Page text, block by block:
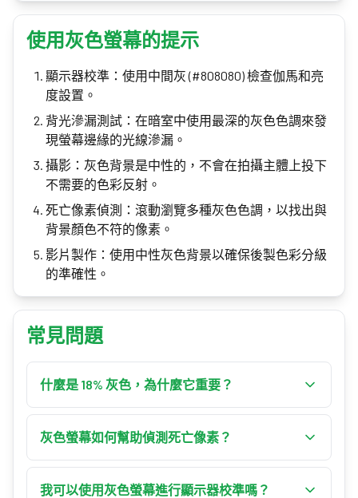
使用灰色螢幕的提示
顯示器校準：使用中間灰 (#808080) 檢查伽馬和亮
度設置。
背光滲漏測試：在暗室中使用最深的灰色色調來發
現螢幕邊緣的光線滲漏。
攝影：灰色背景是中性的，不會在拍攝主體上投下
不需要的色彩反射。
死亡像素偵測：滾動瀏覽多種灰色色調，以找出與
背景顏色不符的像素。
影片製作：使用中性灰色背景以確保後製色彩分級
的準確性。
常見問題
什麼是 18% 灰色，為什麼它重要？
18% 灰色（中間灰）反射照射到它的 18% 光線。
它是攝影曝光測量和相機校準中使用的標準參考
灰色螢幕如何幫助偵測死亡像素？
死亡或卡死的像素在均勻背景下更容易發現。滾
動瀏覽多種灰色色調有助於找出仍然保持不同顏
我可以使用灰色螢幕進行顯示器校準嗎？